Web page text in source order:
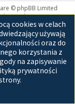
cookies w celach
używają
oraz do
korzystania z
na zapisywanie
prywatności
© phpBB Limited